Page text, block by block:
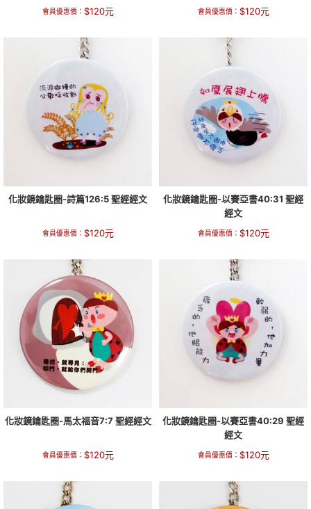
會員優惠價： $120元 會員優惠價： $120元
化妝鏡鑰匙圈-詩篇126:5 聖經經文
會員優惠價： $120元
化妝鏡鑰匙圈-以賽亞書40:31 聖經
經文
會員優惠價： $120元
化妝鏡鑰匙圈-馬太福音7:7 聖經經文
會員優惠價： $120元
化妝鏡鑰匙圈-以賽亞書40:29 聖經
經文
會員優惠價： $120元